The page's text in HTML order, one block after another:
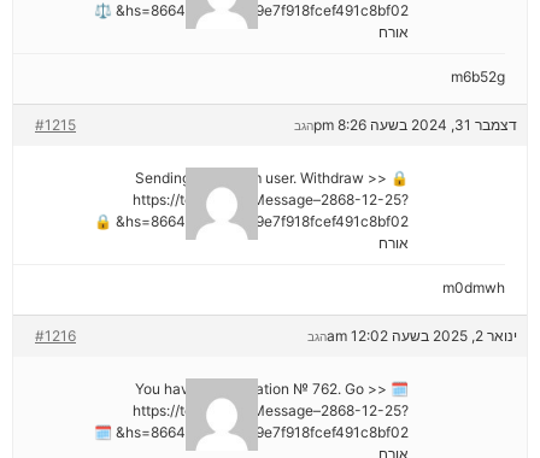
hs=8664c520642b9e7f918fcef491c8bf02& ⚖
אורח
m6b52g
דצמבר 31, 2024 בשעה 8:26 pm #1215 הגב
🔒 Sending a gift from user. Withdrаw >>
https://telegra.ph/Message–2868-12-25?
hs=8664c520642b9e7f918fcef491c8bf02& 🔒
אורח
m0dmwh
ינואר 2, 2025 בשעה 12:02 am #1216 הגב
🗓 You have a notification № 762. Go >>
https://telegra.ph/Message–2868-12-25?
hs=8664c520642b9e7f918fcef491c8bf02& 🗓
אורח